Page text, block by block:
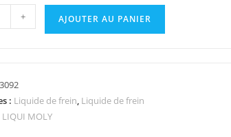
+ AJOUTER AU PANIER
: Liquide de frein, Liquide de frein
LIQUI MOLY